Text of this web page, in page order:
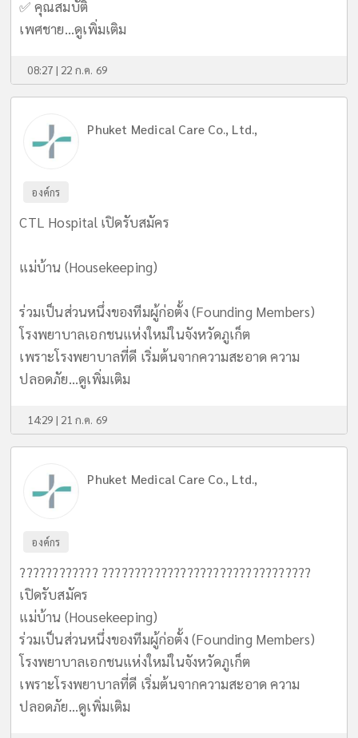
✅ คุณสมบัติ
เพศชาย...ดูเพิ่มเติม
08:27 | 22 ก.ค. 69
Phuket Medical Care Co., Ltd.,
องค์กร
CTL Hospital เปิดรับสมัคร
แม่บ้าน (Housekeeping)
ร่วมเป็นส่วนหนึ่งของทีมผู้ก่อตั้ง (Founding Members)
โรงพยาบาลเอกชนแห่งใหม่ในจังหวัดภูเก็ต
เพราะโรงพยาบาลที่ดี เริ่มต้นจากความสะอาด ความ
ปลอดภัย...ดูเพิ่มเติม
14:29 | 21 ก.ค. 69
Phuket Medical Care Co., Ltd.,
องค์กร
???????????? ????????????????????????????????
เปิดรับสมัคร
แม่บ้าน (Housekeeping)
ร่วมเป็นส่วนหนึ่งของทีมผู้ก่อตั้ง (Founding Members)
โรงพยาบาลเอกชนแห่งใหม่ในจังหวัดภูเก็ต
เพราะโรงพยาบาลที่ดี เริ่มต้นจากความสะอาด ความ
ปลอดภัย...ดูเพิ่มเติม